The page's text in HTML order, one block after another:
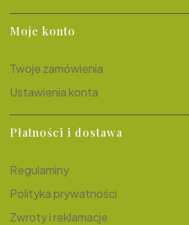
Moje konto
Twoje zamówienia
Ustawienia konta
Płatności i dostawa
Regulaminy
Polityka prywatności
Zwroty i reklamacje